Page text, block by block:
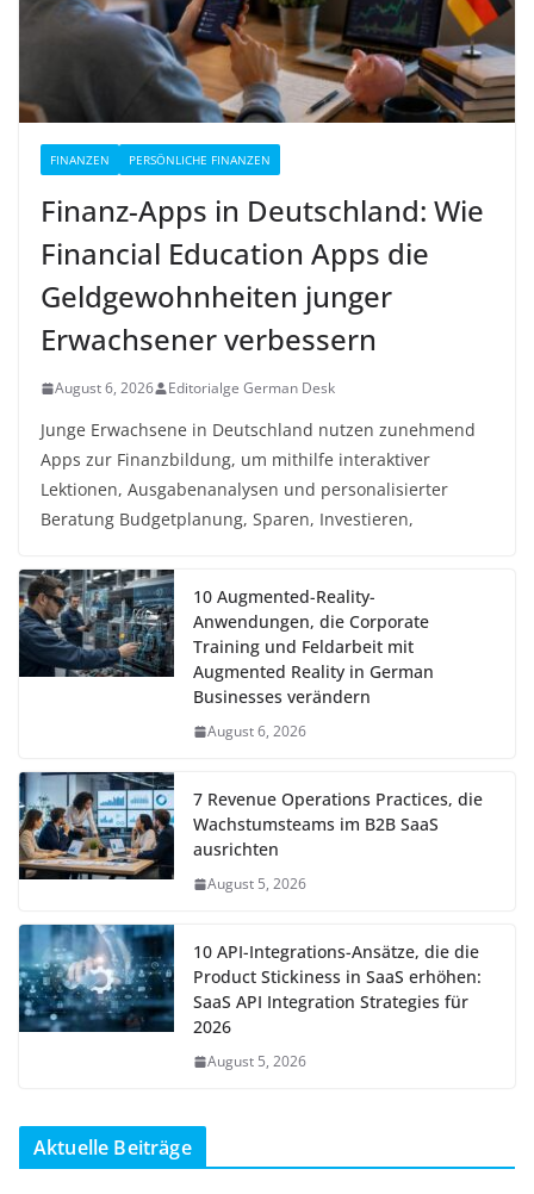
FINANZEN PERSÖNLICHE FINANZEN
Finanz-Apps in Deutschland: Wie
Financial Education Apps die
Geldgewohnheiten junger
Erwachsener verbessern
August 6, 2026 Editorialge German Desk
Junge Erwachsene in Deutschland nutzen zunehmend
Apps zur Finanzbildung, um mithilfe interaktiver
Lektionen, Ausgabenanalysen und personalisierter
Beratung Budgetplanung, Sparen, Investieren,
10 Augmented-Reality-
Anwendungen, die Corporate
Training und Feldarbeit mit
Augmented Reality in German
Businesses verändern
August 6, 2026
7 Revenue Operations Practices, die
Wachstumsteams im B2B SaaS
ausrichten
August 5, 2026
10 API-Integrations-Ansätze, die die
Product Stickiness in SaaS erhöhen:
SaaS API Integration Strategies für
2026
August 5, 2026
Aktuelle Beiträge